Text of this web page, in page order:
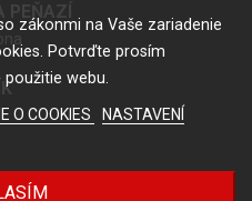
zákonmi na Vaše zariadenie
Potvrďte prosím
webu.
O COOKIES
NASTAVENÍ
PEŇAZÍ
eshopu